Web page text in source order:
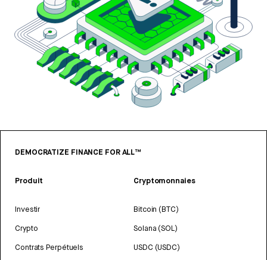
DEMOCRATIZE FINANCE FOR ALL™
Produit
Investir
Crypto
Contrats Perpétuels
Cryptomonnaies
Bitcoin (BTC)
Solana (SOL)
USDC (USDC)